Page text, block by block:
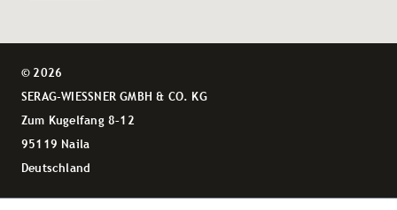
© 2026
SERAG-WIESSNER GMBH & CO. KG
Zum Kugelfang 8–12
95119 Naila
Deutschland